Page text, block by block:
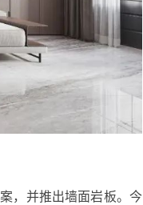
，并推出墙面岩板。今